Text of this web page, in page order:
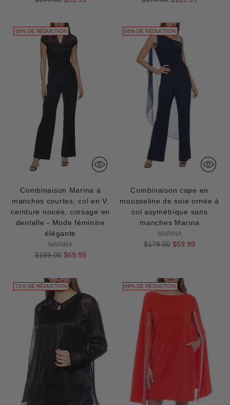
59% DE RÉDUCTION
Combinaison Marina à
manches courtes, col en V,
ceinture nouée, corsage en
dentelle - Mode féminine
élégante
MARINA
Prix
$169.00 $69.99
66% DE RÉDUCTION
Combinaison cape en
mousseline de soie ornée à
col asymétrique sans
manches Marina
MARINA
Prix
$179.00 $59.99
71% DE RÉDUCTION 69% DE RÉDUCTION